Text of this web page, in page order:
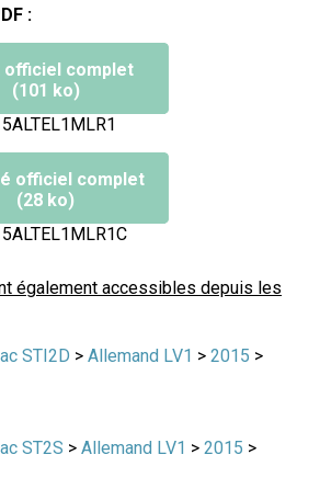
:
officiel complet
(101 ko)
officiel complet
(28 ko)
également accessibles depuis les
STI2D > Allemand LV1 > 2015 >
ST2S > Allemand LV1 > 2015 >